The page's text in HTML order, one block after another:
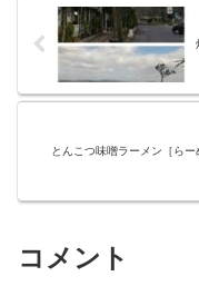
とんこつ味噌ラーメン［らー
コメント